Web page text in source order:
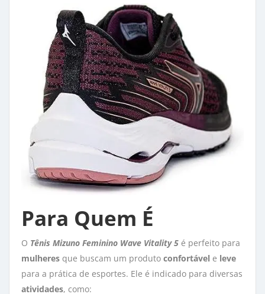
Para Quem É
O Tênis Mizuno Feminino Wave Vitality 5 é perfeito para
mulheres que buscam um produto confortável e leve
para a prática de esportes. Ele é indicado para diversas
atividades, como: